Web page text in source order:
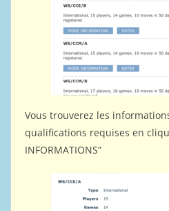
Vous trouverez les
qualifications requises en
INFORMATIONS”